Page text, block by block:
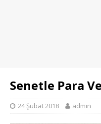
Senetle Para
24 Şubat 2018 admin